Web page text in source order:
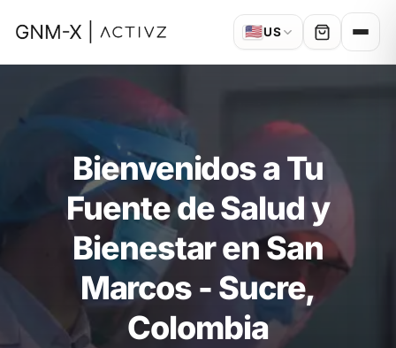
🇺🇸US
Bienvenidos a Tu
Fuente de Salud y
Bienestar en San
Marcos - Sucre,
Colombia